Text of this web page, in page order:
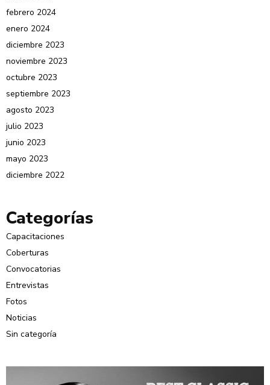
febrero 2024
enero 2024
diciembre 2023
noviembre 2023
octubre 2023
septiembre 2023
agosto 2023
julio 2023
junio 2023
mayo 2023
diciembre 2022
Categorías
Capacitaciones
Coberturas
Convocatorias
Entrevistas
Fotos
Noticias
Sin categoría